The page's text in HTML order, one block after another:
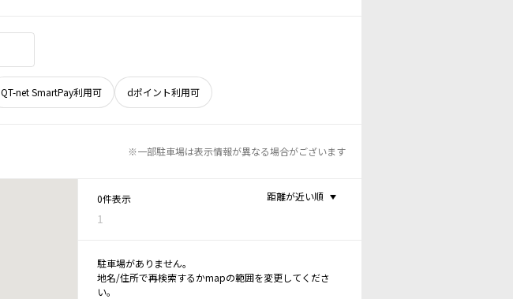
QT-net SmartPay利用可 dポイント利用可
※一部駐車場は表示情報が異なる場合がございます
0件表示
1
距離が近い順
駐車場がありません。
地名/住所で再検索するかmapの範囲を変更してくださ
い。